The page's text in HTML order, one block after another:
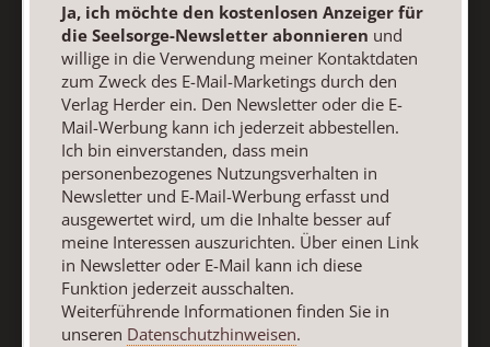
Nutzungsverhalten in Newsletter und E-Mail-Werbung
erfasst und ausgewertet wird, um die Inhalte besser auf
meine Interessen auszurichten. Über einen Link in
Newsletter oder E-Mail kann ich diese Funktion jederzeit
ausschalten.
Weiterführende Informationen finden Sie in unseren
Datenschutzhinweisen.
E-Mail
Jetzt anmelden
Ja, ich möchte den kostenlosen Anzeiger für
die Seelsorge-Newsletter abonnieren und
willige in die Verwendung meiner Kontaktdaten
zum Zweck des E-Mail-Marketings durch den
Verlag Herder ein. Den Newsletter oder die E-
Mail-Werbung kann ich jederzeit abbestellen.
Ich bin einverstanden, dass mein
personenbezogenes Nutzungsverhalten in
Newsletter und E-Mail-Werbung erfasst und
ausgewertet wird, um die Inhalte besser auf
meine Interessen auszurichten. Über einen Link
in Newsletter oder E-Mail kann ich diese
Funktion jederzeit ausschalten.
Weiterführende Informationen finden Sie in
unseren Datenschutzhinweisen.